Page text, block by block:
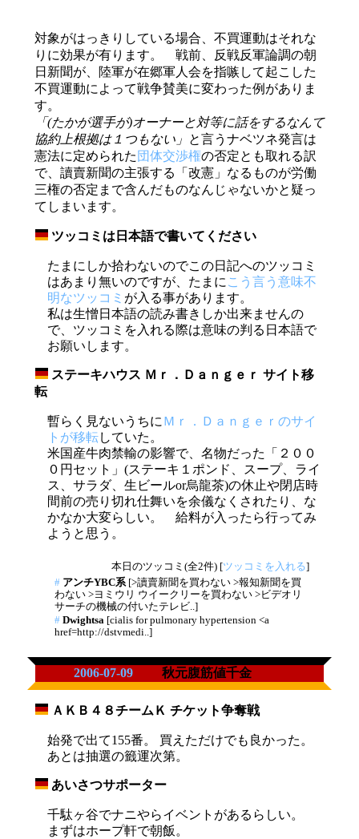
対象がはっきりしている場合、不買運動はそれな
りに効果が有ります。 戦前、反戦反軍論調の朝
日新聞が、陸軍が在郷軍人会を指嗾して起こした
不買運動によって戦争賛美に変わった例がありま
す。
「(たかが選手が)オーナーと対等に話をするなんて
協約上根拠は１つもない」 と言うナベツネ発言は
憲法に定められた 団体交渉権の否定とも取れる訳
で、讀賣新聞の主張する「改憲」なるものが労働
三権の否定まで含んだものなんじゃないかと疑っ
てしまいます。
ツッコミは日本語で書いてください
たまにしか拾わないのでこの日記へのツッコミ
はあまり無いのですが、たまに こう言う意味不
明なツッコミ が入る事があります。
私は生憎日本語の読み書きしか出来ませんの
で、ツッコミを入れる際は意味の判る日本語で
お願いします。
ステーキハウス Ｍｒ．Ｄａｎｇｅｒ サイト移
転
暫らく見ないうちに Ｍｒ．Ｄａｎｇｅｒのサイ
トが移転していた。
米国産牛肉禁輸の影響で、名物だった「２００
０円セット」(ステーキ１ポンド、スープ、ライ
ス、サラダ、生ビールor烏龍茶)の休止や閉店時
間前の売り切れ仕舞いを余儀なくされたり、な
かなか大変らしい。 給料が入ったら行ってみ
ようと思う。
本日のツッコミ(全2件) [ツッコミを入れる]
# アンチYBC系 [>讀賣新聞を買わない >報知新聞を買
わない >ヨミウリ ウイークリーを買わない >ビデオリ
サーチの機械の付いたテレビ..]
# Dwightsa [cialis for pulmonary hypertension <a
href=http://dstvmedi..]
2006-07-09 秋元腹筋値千金
ＡＫＢ４８チームＫ チケット争奪戦
始発で出て155番。 買えただけでも良かった。
あとは抽選の籤運次第。
あいさつサポーター
千駄ヶ谷でナニやらイベントがあるらしい。
まずはホープ軒で朝飯。